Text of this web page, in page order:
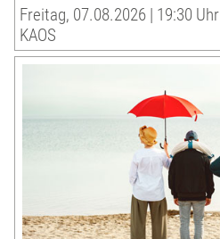
Freitag, 07.08.2026 | 19:30 Uhr
KAOS